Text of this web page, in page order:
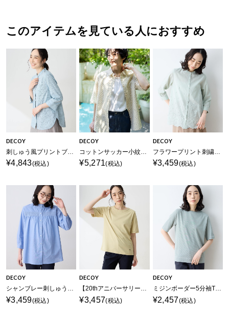
このアイテムを見ている人におすすめ
DECOY
刺しゅう風プリントブラウス
¥4,843(税込)
DECOY
¥5,271(税込)
DECOY
フラワープリント刺繍ブラウス
¥3,459(税込)
DECOY
シャンブレー刺しゅうブラウス
¥3,459(税込)
DECOY
【20thアニバーサリー】デコイ刺しゅうTシャツ【綿100％・接触冷感・UVカット】
¥3,457(税込)
DECOY
ミジンボーダー5分袖Tシャツ【オーガニックコットンブレンド】
¥2,457(税込)